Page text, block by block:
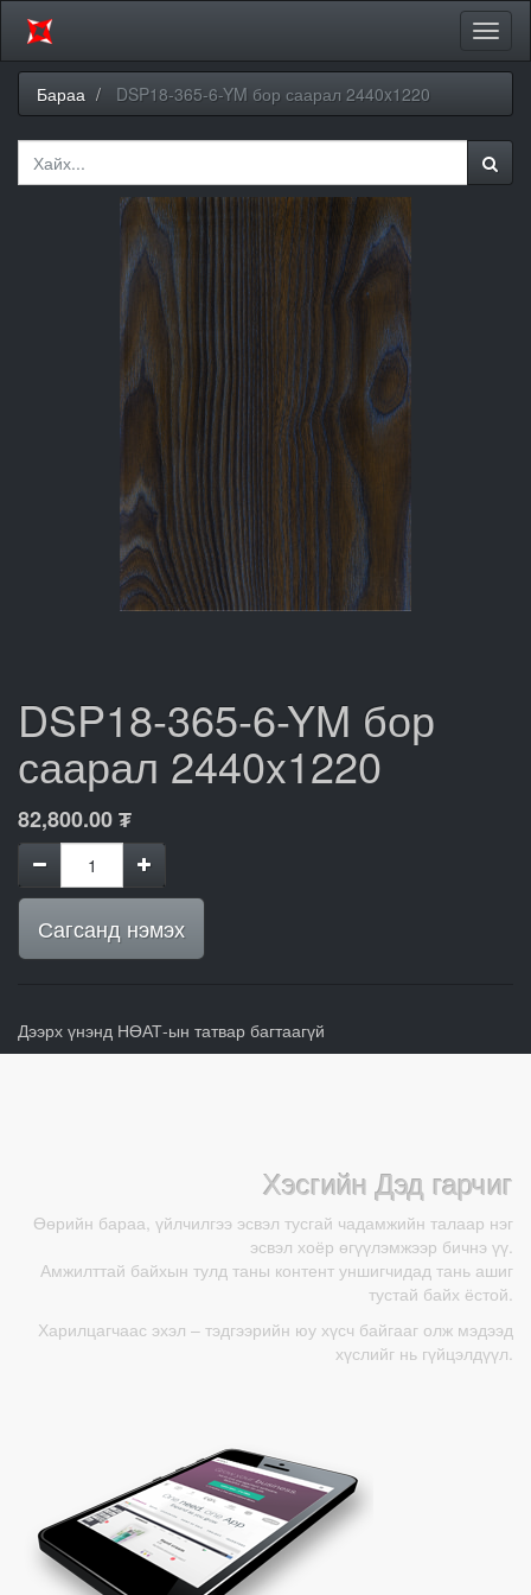
Бараа
DSP18-365-6-YM бор саарал 2440x1220
DSP18-365-6-YM бор
саарал 2440x1220
82,800.00₮
Сагсанд нэмэх
Дээрх үнэнд НӨАТ-ын татвар багтаагүй
Хэсгийн Дэд гарчиг
Өөрийн бараа, үйлчилгээ эсвэл тусгай чадамжийн талаар нэг
эсвэл хоёр өгүүлэмжээр бичнэ үү.
Амжилттай байхын тулд таны контент уншигчидад тань ашиг
тустай байх ёстой.
Харилцагчаас эхэл – тэдгээрийн юу хүсч байгааг олж мэдээд
хүслийг нь гүйцэлдүүл.